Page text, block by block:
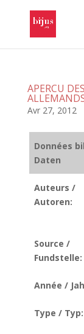
APERCU
Avr 27, 2012
Données
Daten
Auteurs /
Autoren:
Source /
Fundstelle:
Année /
Type / Typ: